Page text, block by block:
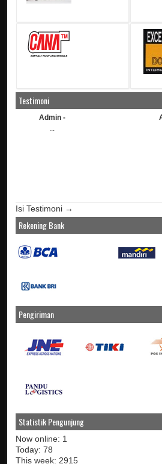
Testimoni
Isi Testimoni →
Rekening Bank
Pengiriman
Statistik Pengunjung
Now online: 1
Today: 78
This week: 2915